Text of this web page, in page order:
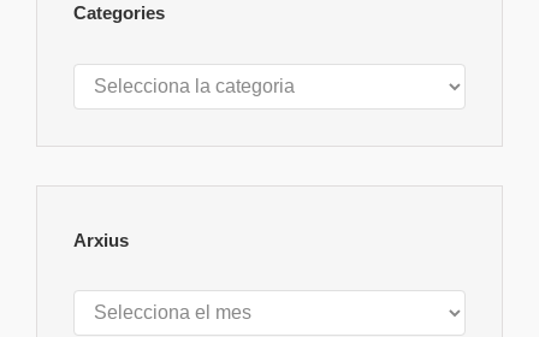
Categories
Categories
Arxius
Arxius